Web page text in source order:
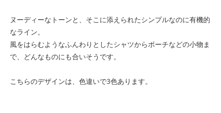
ヌーディーなトーンと、そこに添えられたシンプルなのに有機的
なライン。
風をはらむようなふんわりとしたシャツからポーチなどの小物ま
で、どんなものにも合いそうです。
こちらのデザインは、色違いで3色あります。